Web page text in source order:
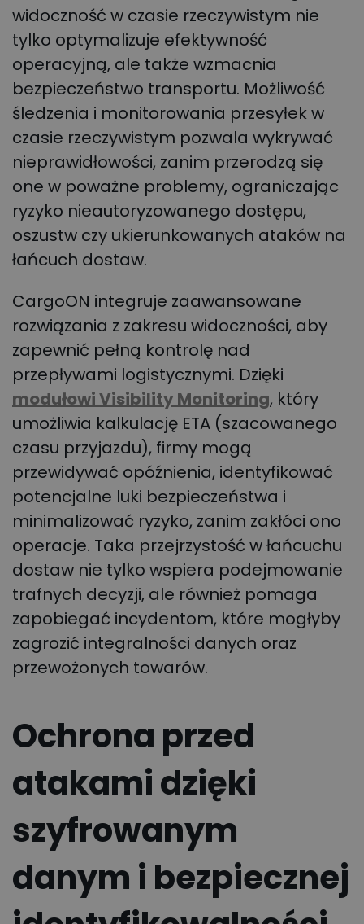
widoczność w czasie rzeczywistym nie
tylko optymalizuje efektywność
operacyjną, ale także wzmacnia
bezpieczeństwo transportu. Możliwość
śledzenia i monitorowania przesyłek w
czasie rzeczywistym pozwala wykrywać
nieprawidłowości, zanim przerodzą się
one w poważne problemy, ograniczając
ryzyko nieautoryzowanego dostępu,
oszustw czy ukierunkowanych ataków na
łańcuch dostaw.
CargoON integruje zaawansowane
rozwiązania z zakresu widoczności, aby
zapewnić pełną kontrolę nad
przepływami logistycznymi. Dzięki
modułowi Visibility Monitoring, który
umożliwia kalkulację ETA (szacowanego
czasu przyjazdu), firmy mogą
przewidywać opóźnienia, identyfikować
potencjalne luki bezpieczeństwa i
minimalizować ryzyko, zanim zakłóci ono
operacje. Taka przejrzystość w łańcuchu
dostaw nie tylko wspiera podejmowanie
trafnych decyzji, ale również pomaga
zapobiegać incydentom, które mogłyby
zagrozić integralności danych oraz
przewożonych towarów.
Ochrona przed
atakami dzięki
szyfrowanym
danym i bezpiecznej